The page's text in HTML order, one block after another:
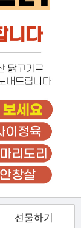
선물하기